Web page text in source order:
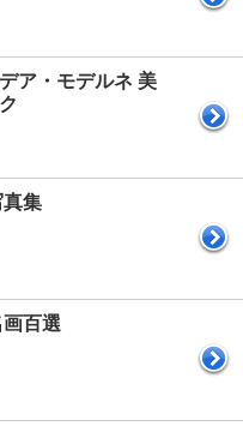
ア・モデルネ 美
真集
百選